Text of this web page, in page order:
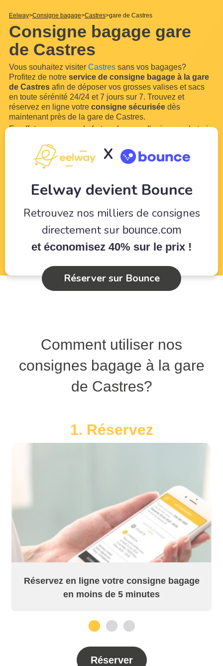
Eelway Consigne bagage Castres gare de Castres
Consigne bagage gare
de Castres
Vous souhaitez visiter Castres sans vos bagages?
Profitez de notre service de consigne bagage à la gare
de Castres afin de déposer vos grosses valises et sacs
en toute sérénité 24/24 et 7 jours sur 7. Trouvez et
réservez en ligne votre consigne sécurisée dès
maintenant près de la gare de Castres.
En effet, vous aurez de fortes chances d'arriver par le train
commerçants et hôteliers locaux à proximité de
Castres, stocker vos bagages ...Lire plus
X
Eelway devient Bounce
Retrouvez nos milliers de consignes
directement sur bounce.com
et économisez 40% sur le prix !
Réserver sur Bounce
Comment utiliser nos
consignes bagage à la gare
de Castres?
1. Réservez
Réservez en ligne votre consigne bagage
en moins de 5 minutes
Réserver